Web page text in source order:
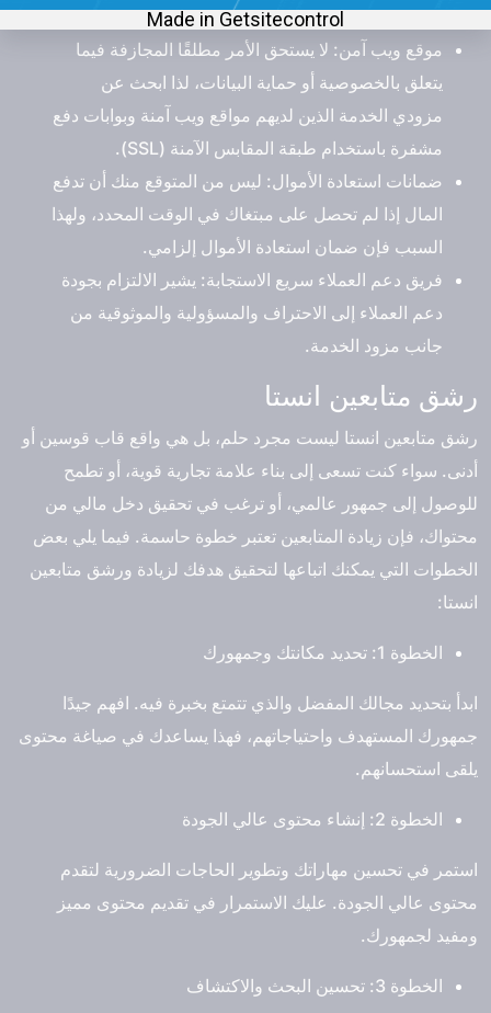
جودة وقدرات متخصص رشق متابعين انستا.
موقع ويب آمن: لا يستحق الأمر مطلقًا المجازفة فيما
يتعلق بالخصوصية أو حماية البيانات، لذا ابحث عن
مزودي الخدمة الذين لديهم مواقع ويب آمنة وبوابات دفع
مشفرة باستخدام طبقة المقابس الآمنة (SSL).
ضمانات استعادة الأموال: ليس من المتوقع منك أن تدفع
المال إذا لم تحصل على مبتغاك في الوقت المحدد، ولهذا
السبب فإن ضمان استعادة الأموال إلزامي.
فريق دعم العملاء سريع الاستجابة: يشير الالتزام بجودة
دعم العملاء إلى الاحتراف والمسؤولية والموثوقية من
جانب مزود الخدمة.
رشق متابعين انستا
رشق متابعين انستا ليست مجرد حلم، بل هي واقع قاب قوسين أو
أدنى. سواء كنت تسعى إلى بناء علامة تجارية قوية، أو تطمح
للوصول إلى جمهور عالمي، أو ترغب في تحقيق دخل مالي من
محتواك، فإن زيادة المتابعين تعتبر خطوة حاسمة. فيما يلي بعض
الخطوات التي يمكنك اتباعها لتحقيق هدفك لزيادة ورشق متابعين
انستا:
الخطوة 1: تحديد مكانتك وجمهورك
ابدأ بتحديد مجالك المفضل والذي تتمتع بخبرة فيه. افهم جيدًا
جمهورك المستهدف واحتياجاتهم، فهذا يساعدك في صياغة محتوى
يلقى استحسانهم.
الخطوة 2: إنشاء محتوى عالي الجودة
استمر في تحسين مهاراتك وتطوير الحاجات الضرورية لتقدم
محتوى عالي الجودة. عليك الاستمرار في تقديم محتوى مميز
ومفيد لجمهورك.
الخطوة 3: تحسين البحث والاكتشاف